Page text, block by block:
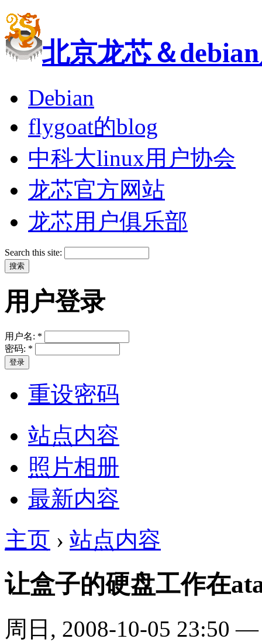
北京龙芯＆
Debian
flygoat的blog
中科大linux用户协会
龙芯官方网站
龙芯用户俱乐部
Search this site:
用户登录
用户名: *
密码: *
重设密码
站点内容
照片相册
最新内容
主页 › 站点内容
让盒子的硬盘工作在
周日, 2008-10-05 23:50